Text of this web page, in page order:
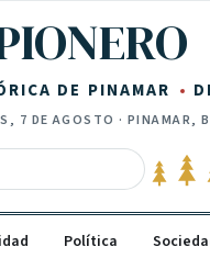
DE PINAMAR
7 DE AGOSTO · PINAMAR,
Política